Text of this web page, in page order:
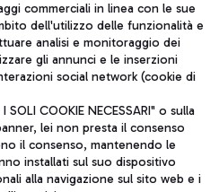
JOURNAL
ITA
commerciali in linea con le sue
dell'utilizzo delle funzionalità e
analisi e monitoraggio dei
gli annunci e le inserzioni
social network (cookie di
COOKIE NECESSARI" o sulla
lei non presta il consenso
il consenso, mantenendo le
installati sul suo dispositivo
alla navigazione sul sito web e i